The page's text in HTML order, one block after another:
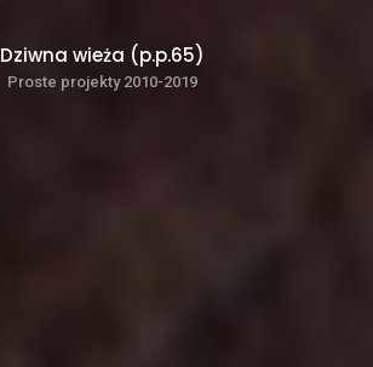
Dziwna wieża (p.p.65)
Proste projekty 2010-2019